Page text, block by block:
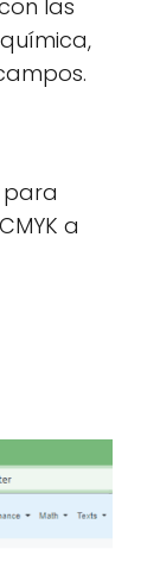
las
para
a